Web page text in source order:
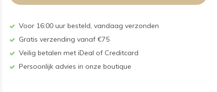
Voor 16:00 uur besteld, vandaag verzonden
Gratis verzending vanaf €75
Veilig betalen met iDeal of Creditcard
Persoonlijk advies in onze boutique